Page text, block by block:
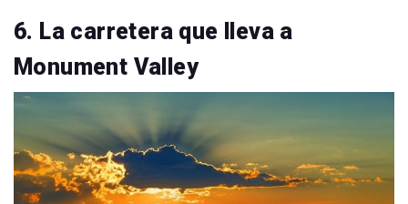
6. La carretera que lleva a
Monument Valley